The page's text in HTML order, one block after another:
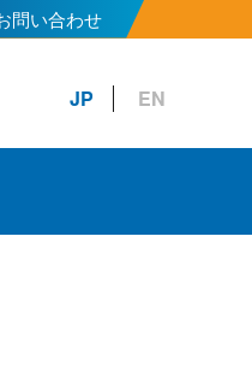
問い合わせ
JP EN